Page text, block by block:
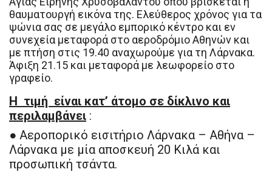
θαυματουργή εικόνα της. Ελεύθερος χρόνος για τα
ψώνια σας σε μεγάλο εμπορικό κέντρο και εν
συνεχεία μεταφορά στο αεροδρόμιο Αθηνών και
με πτήση στις 19.40 αναχωρούμε για τη Λάρνακα.
Άφιξη 21.15 και μεταφορά με λεωφορείο στο
γραφείο.
Η τιμή είναι κατ’ άτομο σε δίκλινο και
περιλαμβάνει :
● Αεροπορικό εισιτήριο Λάρνακα – Αθήνα –
Λάρνακα με μία αποσκευή 20 Kιλά και
προσωπική τσάντα.